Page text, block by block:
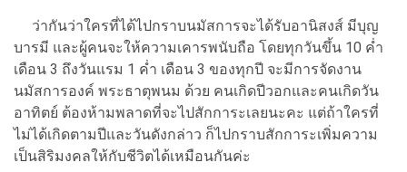
ว่ากันว่าใครที่ได้ไปกราบนมัสการจะได้รับอานิสงส์ มีบุญ
บารมี และผู้คนจะให้ความเคารพนับถือ โดยทุกวันขึ้น 10 ค่ำ
เดือน 3 ถึงวันแรม 1 ค่ำ เดือน 3 ของทุกปี จะมีการจัดงาน
นมัสการองค์ พระธาตุพนม ด้วย คนเกิดปีวอกและคนเกิดวัน
อาทิตย์ ต้องห้ามพลาดที่จะไปสักการะเลยนะคะ แต่ถ้าใครที่
ไม่ได้เกิดตามปีและวันดังกล่าว ก็ไปกราบสักการะเพิ่มความ
เป็นสิริมงคลให้กับชีวิตได้เหมือนกันค่ะ